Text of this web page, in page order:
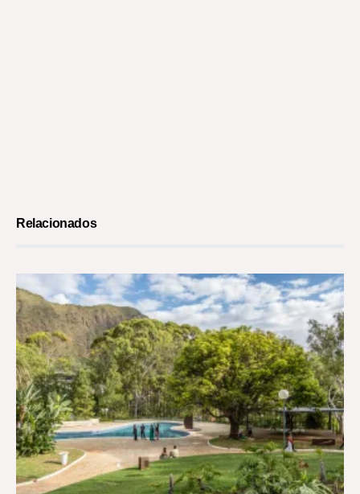
Relacionados